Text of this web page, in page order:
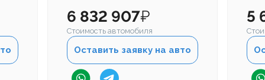
6 832 907₽
Стоимость автомобиля
Оставить заявку на авто
5